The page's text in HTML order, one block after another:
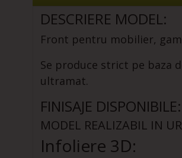
DESCRIERE MODEL:
Front pentru mobilier,
Se produce strict pe baza
ultramat.
FINISAJE DISPONIBILE:
MODEL REALIZABIL IN
Infoliere 3D: